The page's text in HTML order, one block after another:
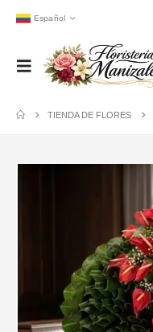
Español
TIENDA DE FLORES